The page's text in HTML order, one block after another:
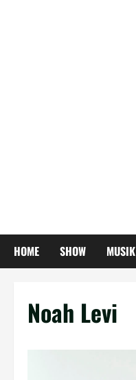
HOME SHOW MUSIK
Noah Levi